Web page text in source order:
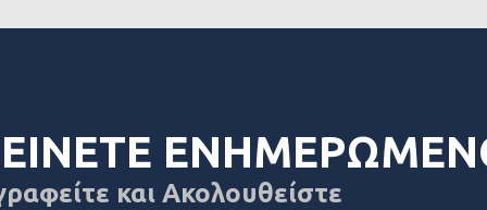
και Ακολουθείστε